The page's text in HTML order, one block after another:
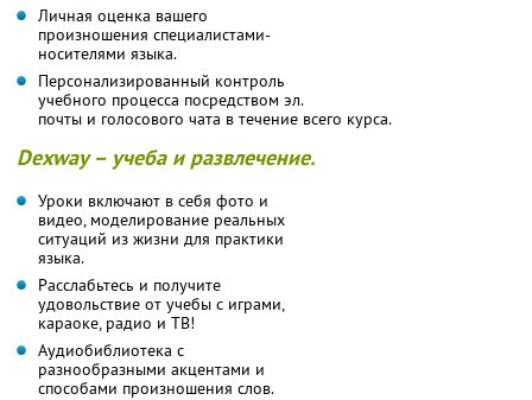
Личная оценка вашего
произношения специалистами-
носителями языка.
Персонализированный контроль
учебного процесса посредством эл.
почты и голосового чата в течение всего курса.
Dexway – учеба и развлечение.
Уроки включают в себя фото и
видео, моделирование реальных
ситуаций из жизни для практики
языка.
Расслабьтесь и получите
удовольствие от учебы с играми,
караоке, радио и ТВ!
Аудиобиблиотека с
разнообразными акцентами и
способами произношения слов.